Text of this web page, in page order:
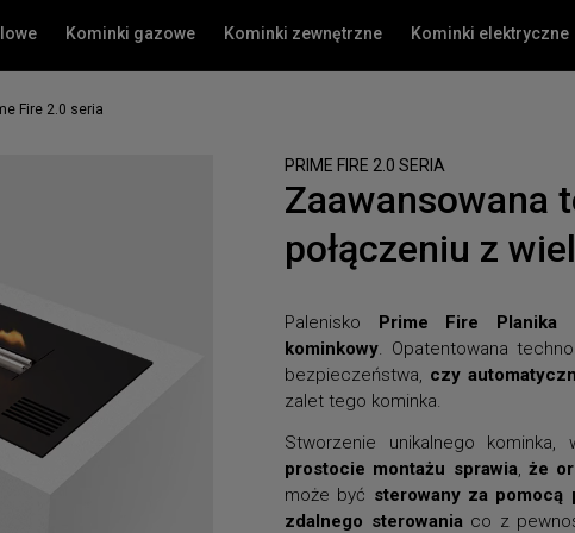
Kominki gazowe Kominki zewnętrzne Kominki elektryczne
Fire 2.0 seria
PRIME FIRE 2.0 SERIA
Zaawansowana
połączeniu z
Palenisko Prime Fire Planika
kominkowy. Opatentowana
bezpieczeństwa, czy
zalet tego kominka.
Stworzenie unikalnego kominka,
prostocie montażu sprawia ,że
może być sterowany za
zdalnego sterowania co z